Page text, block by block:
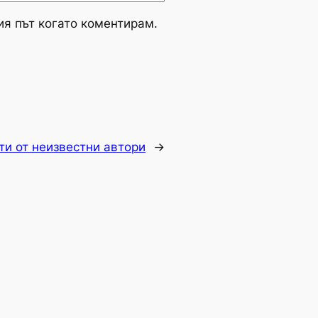
път когато коментирам.
от неизвестни автори →